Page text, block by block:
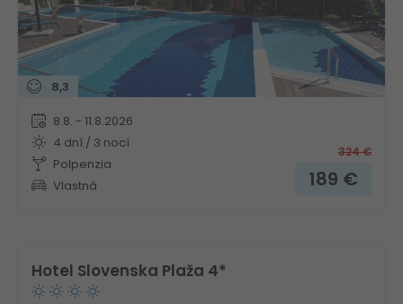
8,3
8.8. - 11.8.2026
4 dní / 3 nocí
Polpenzia
Vlastná
324€
189 €
Hotel Slovenska Plaža 4*